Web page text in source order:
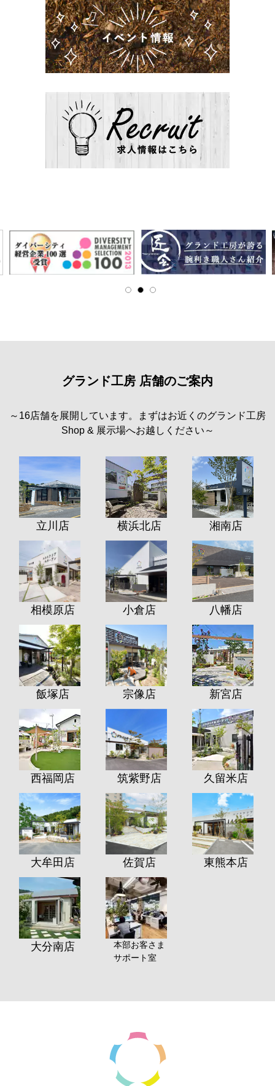
グランド工房 店舗のご案内
～16店舗を展開しています。まずはお近くのグランド工房
Shop & 展示場へお越しください～
立川店 横浜北店 湘南店
相模原店 小倉店 八幡店
飯塚店 宗像店 新宮店
西福岡店 筑紫野店 久留米店
大牟田店 佐賀店 東熊本店
大分南店
本部お客さま
サポート室